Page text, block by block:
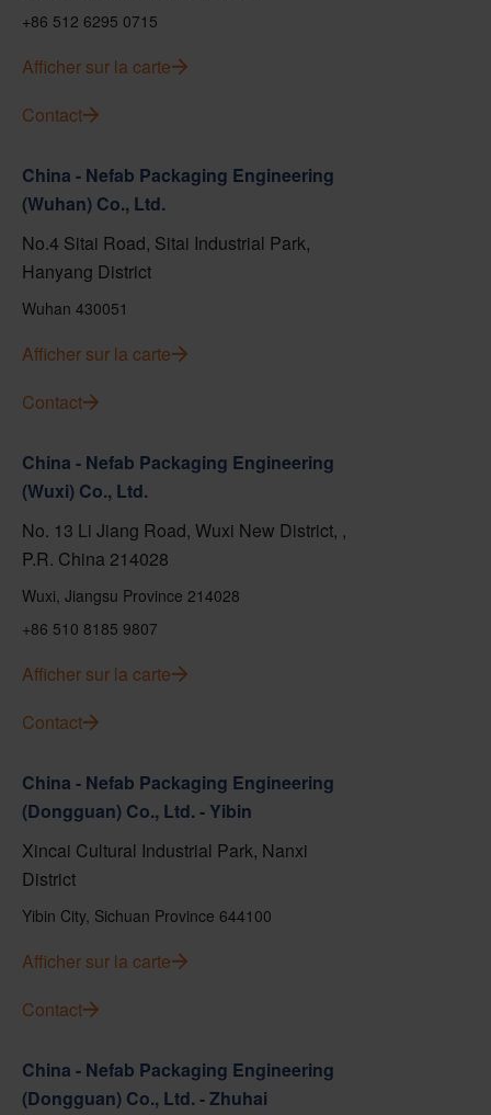
+86 512 6295 0715
Afficher sur la carte
Contact
China - Nefab Packaging Engineering
(Wuhan) Co., Ltd.
No.4 Sitai Road, Sitai Industrial Park,
Hanyang District
Wuhan 430051
Afficher sur la carte
Contact
China - Nefab Packaging Engineering
(Wuxi) Co., Ltd.
No. 13 Li Jiang Road, Wuxi New District, ,
P.R. China 214028
Wuxi, Jiangsu Province 214028
+86 510 8185 9807
Afficher sur la carte
Contact
China - Nefab Packaging Engineering
(Dongguan) Co., Ltd. - Yibin
Xincai Cultural Industrial Park, Nanxi
District
Yibin City, Sichuan Province 644100
Afficher sur la carte
Contact
China - Nefab Packaging Engineering
(Dongguan) Co., Ltd. - Zhuhai